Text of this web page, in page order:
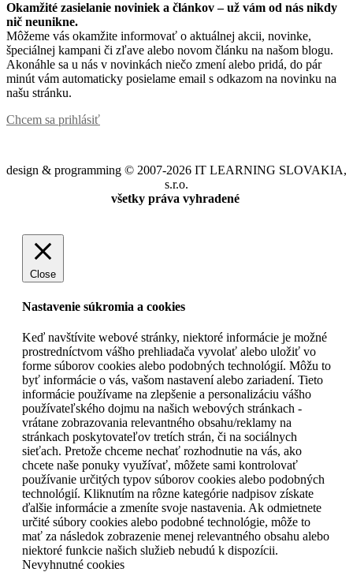
Okamžité zasielanie noviniek a článkov – už vám od nás nikdy
nič neunikne.
Môžeme vás okamžite informovať o aktuálnej akcii, novinke,
špeciálnej kampani či zľave alebo novom článku na našom blogu.
Akonáhle sa u nás v novinkách niečo zmení alebo pridá, do pár
minút vám automaticky posielame email s odkazom na novinku na
našu stránku.
Chcem sa prihlásiť
design & programming © 2007-2026 IT LEARNING SLOVAKIA,
s.r.o.
všetky práva vyhradené
Close
Nastavenie súkromia a cookies
Keď navštívite webové stránky, niektoré informácie je možné
prostredníctvom vášho prehliadača vyvolať alebo uložiť vo
forme súborov cookies alebo podobných technológií. Môžu to
byť informácie o vás, vašom nastavení alebo zariadení. Tieto
informácie používame na zlepšenie a personalizáciu vášho
používateľského dojmu na našich webových stránkach -
vrátane zobrazovania relevantného obsahu/reklamy na
stránkach poskytovateľov tretích strán, či na sociálnych
sieťach. Pretože chceme nechať rozhodnutie na vás, ako
chcete naše ponuky využívať, môžete sami kontrolovať
používanie určitých typov súborov cookies alebo podobných
technológií. Kliknutím na rôzne kategórie nadpisov získate
ďalšie informácie a zmeníte svoje nastavenia. Ak odmietnete
určité súbory cookies alebo podobné technológie, môže to
mať za následok zobrazenie menej relevantného obsahu alebo
niektoré funkcie našich služieb nebudú k dispozícii.
Nevyhnutné cookies